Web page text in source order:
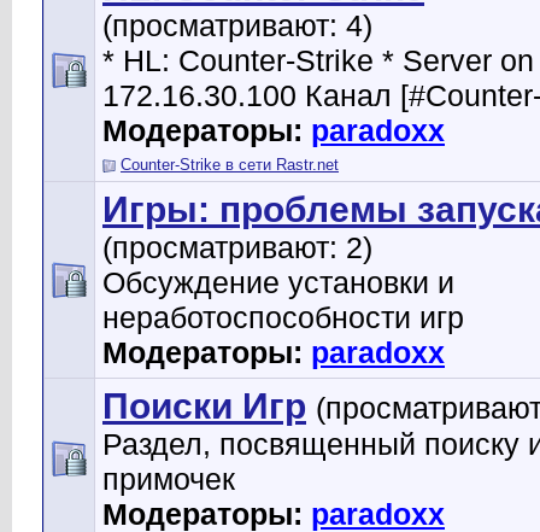
(просматривают: 4)
* HL: Counter-Strike * Server on
172.16.30.100 Канал
Модераторы: paradoxx
Counter-Strike в сети Rastr.net
Игры: проблемы
(просматривают: 2)
Обсуждение установки и
неработоспособности игр
Модераторы: paradoxx
Поиски Игр
Раздел, посвященный поиску
примочек
Модераторы: paradoxx